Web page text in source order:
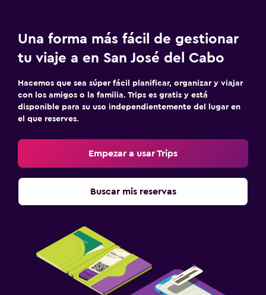
Una forma más fácil de gestionar
tu viaje a en San José del Cabo
Hacemos que sea súper fácil planificar, organizar y viajar
con los amigos o la familia. Trips es gratis y está
disponible para su uso independientemente del lugar en
el que reserves.
Empezar a usar Trips
Buscar mis reservas